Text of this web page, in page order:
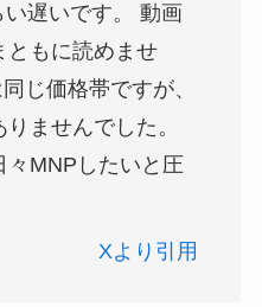
遅いです。 動画
ともに読めませ
じ価格帯ですが、
ませんでした。
々MNPしたいと圧
Xより引用